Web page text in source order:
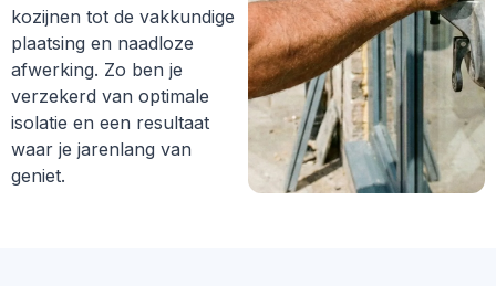
kozijnen tot de vakkundige
plaatsing en naadloze
afwerking. Zo ben je
verzekerd van optimale
isolatie en een resultaat
waar je jarenlang van
geniet.